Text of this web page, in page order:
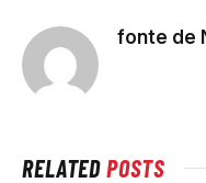
fonte de
RELATEDPOSTS